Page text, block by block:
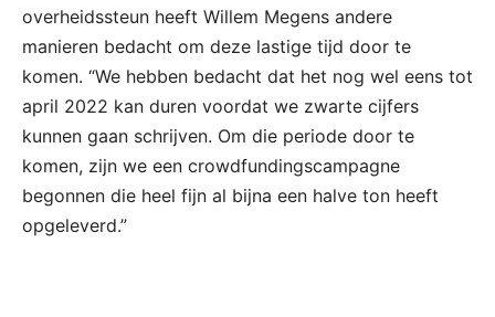
overheidssteun heeft Willem Megens andere
manieren bedacht om deze lastige tijd door te
komen. “We hebben bedacht dat het nog wel eens tot
april 2022 kan duren voordat we zwarte cijfers
kunnen gaan schrijven. Om die periode door te
komen, zijn we een crowdfundingscampagne
begonnen die heel fijn al bijna een halve ton heeft
opgeleverd.”